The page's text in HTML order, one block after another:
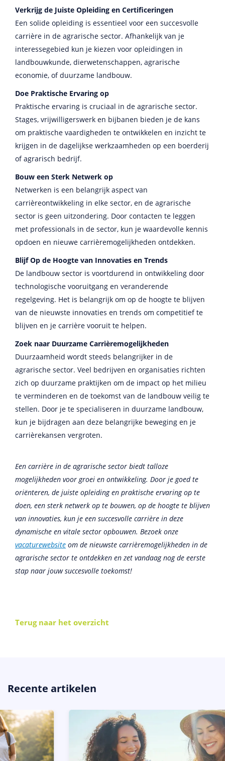
Verkrijg de Juiste Opleiding en Certificeringen
Een solide opleiding is essentieel voor een succesvolle
carrière in de agrarische sector. Afhankelijk van je
interessegebied kun je kiezen voor opleidingen in
landbouwkunde, dierwetenschappen, agrarische
economie, of duurzame landbouw.
Doe Praktische Ervaring op
Praktische ervaring is cruciaal in de agrarische sector.
Stages, vrijwilligerswerk en bijbanen bieden je de kans
om praktische vaardigheden te ontwikkelen en inzicht te
krijgen in de dagelijkse werkzaamheden op een boerderij
of agrarisch bedrijf.
Bouw een Sterk Netwerk op
Netwerken is een belangrijk aspect van
carrièreontwikkeling in elke sector, en de agrarische
sector is geen uitzondering. Door contacten te leggen
met professionals in de sector, kun je waardevolle kennis
opdoen en nieuwe carrièremogelijkheden ontdekken.
Blijf Op de Hoogte van Innovaties en Trends
De landbouw sector is voortdurend in ontwikkeling door
technologische vooruitgang en veranderende
regelgeving. Het is belangrijk om op de hoogte te blijven
van de nieuwste innovaties en trends om competitief te
blijven en je carrière vooruit te helpen.
Zoek naar Duurzame Carrièremogelijkheden
Duurzaamheid wordt steeds belangrijker in de
agrarische sector. Veel bedrijven en organisaties richten
zich op duurzame praktijken om de impact op het milieu
te verminderen en de toekomst van de landbouw veilig te
stellen. Door je te specialiseren in duurzame landbouw,
kun je bijdragen aan deze belangrijke beweging en je
carrièrekansen vergroten.
Een carrière in de agrarische sector biedt talloze
mogelijkheden voor groei en ontwikkeling. Door je goed te
oriënteren, de juiste opleiding en praktische ervaring op te
doen, een sterk netwerk op te bouwen, op de hoogte te blijven
van innovaties, kun je een succesvolle carrière in deze
dynamische en vitale sector opbouwen. Bezoek onze
vacaturewebsite om de nieuwste carrièremogelijkheden in de
agrarische sector te ontdekken en zet vandaag nog de eerste
stap naar jouw succesvolle toekomst!
Terug naar het overzicht
Recente artikelen